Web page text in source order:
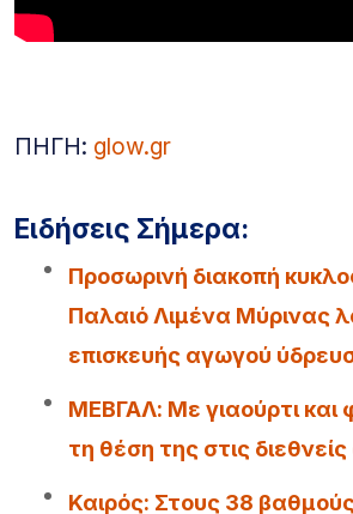
ΠΗΓΗ: glow.gr
Ειδήσεις Σήμερα:
Προσωρινή διακοπή
Παλαιό Λιμένα Μύρινας
επισκευής αγωγού
ΜΕΒΓΑΛ: Με γιαούρτι και
τη θέση της στις
Καιρός: Στους 38